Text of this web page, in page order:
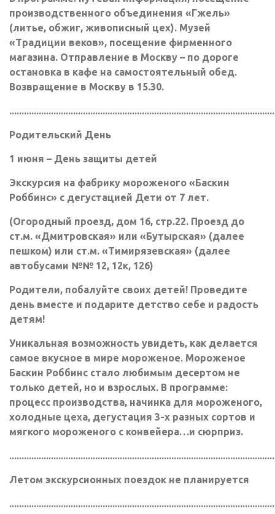
производственного объединения «Гжель»
(литье, обжиг, живописный цех). Музей
«Традиции веков», посещение фирменного
магазина. Отправление в Москву – по дороге
остановка в кафе на самостоятельный обед.
Возвращение в Москву в 15.30.
Родительский День
1 июня – День защиты детей
Экскурсия на фабрику мороженого «Баскин
Роббинс» с дегустацией Дети от 7 лет.
(Огородный проезд, дом 16, стр.22. Проезд до
ст.м. «Дмитровская» или «Бутырская» (далее
пешком) или ст.м. «Тимирязевская» (далее
автобусами №№ 12, 12к, 126)
Родители, побалуйте своих детей! Проведите
день вместе и подарите детство себе и радость
детям!
Уникальная возможность увидеть, как делается
самое вкусное в мире мороженое. Мороженое
Баскин Роббинс стало любимым десертом не
только детей, но и взрослых. В программе:
процесс производства, начинка для мороженого,
холодные цеха, дегустация 3-х разных сортов и
мягкого мороженого с конвейера…и сюрприз.
Летом экскурсионных поездок не планируется